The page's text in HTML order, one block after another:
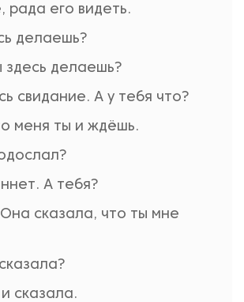
рада его видеть.
делаешь?
делаешь?
свидание. А у тебя что?
меня ты и ждёшь.
А тебя?
сказала, что ты мне
сказала.